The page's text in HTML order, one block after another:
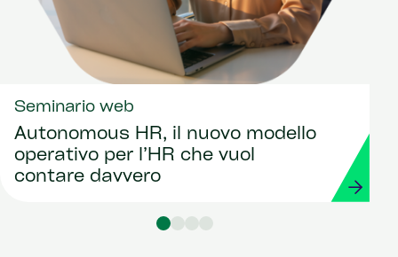
Seminario web
Autonomous HR, il nuovo modello
operativo per l’HR che vuol
contare davvero